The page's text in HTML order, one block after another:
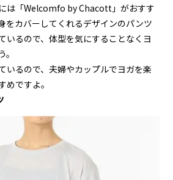
は「Welcomfo by Chacott」がおすす
をカバーしてくれるデザインのパンツ
いるので、体型を気にすることなくヨ
いるので、夫婦やカップルでヨガを楽
めですよ。